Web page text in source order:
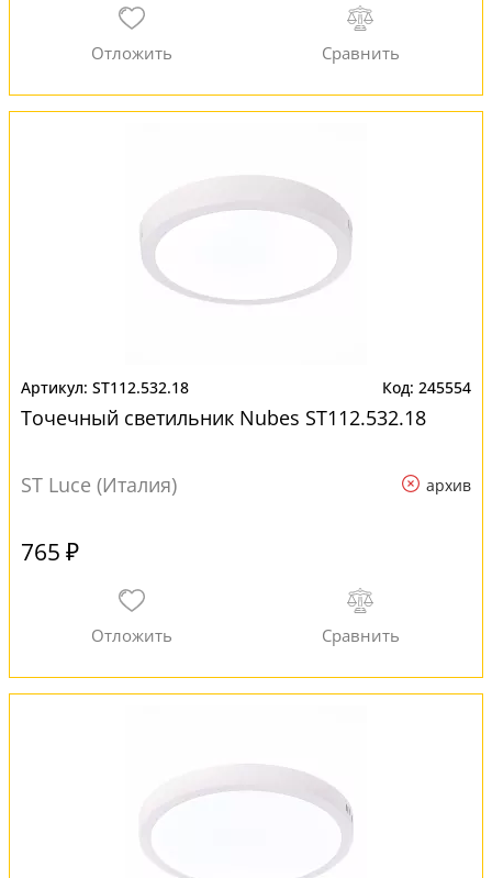
ST112.532.18 245554
Точечный светильник Nubes ST112.532.18
ST Luce (Италия) архив
765 ₽